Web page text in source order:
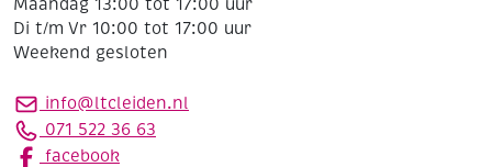
Maandag 13:00 tot 17:00 uur
Di t/m Vr 10:00 tot 17:00 uur
Weekend gesloten
info@ltcleiden.nl
071 522 36 63
facebook